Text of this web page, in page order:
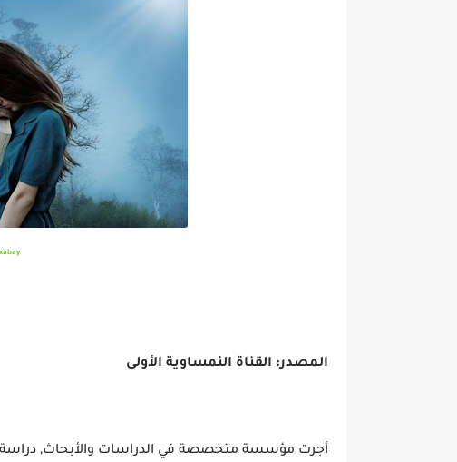
المصدر: القناة النمساوية الأولى
أجرت مؤسسة متخصصة في الدراسات والأبحاث, دراسة